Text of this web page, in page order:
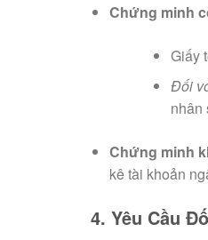
Chứng minh
Giấy
Đối
nhân
Chứng minh
kê tài khoản
4. Yêu Cầu